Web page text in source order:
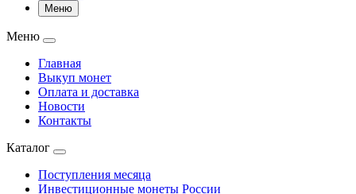
Меню
Меню
Главная
Выкуп монет
Оплата и доставка
Новости
Контакты
Каталог
Поступления месяца
Инвестиционные монеты России